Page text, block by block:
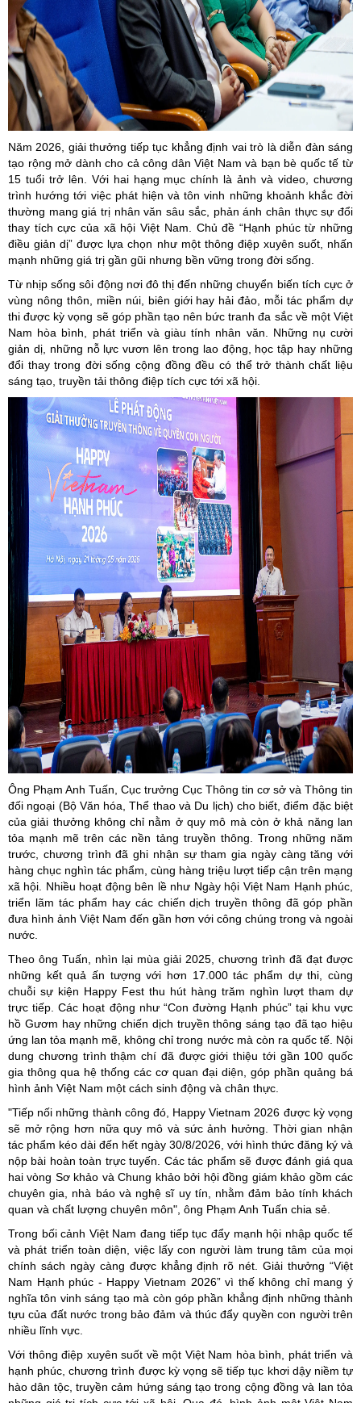
Năm 2026, giải thưởng tiếp tục khẳng định vai trò là diễn đàn sáng
tạo rộng mở dành cho cả công dân Việt Nam và bạn bè quốc tế từ
15 tuổi trở lên. Với hai hạng mục chính là ảnh và video, chương
trình hướng tới việc phát hiện và tôn vinh những khoảnh khắc đời
thường mang giá trị nhân văn sâu sắc, phản ánh chân thực sự đổi
thay tích cực của xã hội Việt Nam. Chủ đề “Hạnh phúc từ những
điều giản dị” được lựa chọn như một thông điệp xuyên suốt, nhấn
mạnh những giá trị gần gũi nhưng bền vững trong đời sống.
Từ nhịp sống sôi động nơi đô thị đến những chuyển biến tích cực ở
vùng nông thôn, miền núi, biên giới hay hải đảo, mỗi tác phẩm dự
thi được kỳ vọng sẽ góp phần tạo nên bức tranh đa sắc về một Việt
Nam hòa bình, phát triển và giàu tính nhân văn. Những nụ cười
giản dị, những nỗ lực vươn lên trong lao động, học tập hay những
đổi thay trong đời sống cộng đồng đều có thể trở thành chất liệu
sáng tạo, truyền tải thông điệp tích cực tới xã hội.
Ông Phạm Anh Tuấn, Cục trưởng Cục Thông tin cơ sở và Thông tin
đối ngoại (Bộ Văn hóa, Thể thao và Du lịch) cho biết, điểm đặc biệt
của giải thưởng không chỉ nằm ở quy mô mà còn ở khả năng lan
tỏa mạnh mẽ trên các nền tảng truyền thông. Trong những năm
trước, chương trình đã ghi nhận sự tham gia ngày càng tăng với
hàng chục nghìn tác phẩm, cùng hàng triệu lượt tiếp cận trên mạng
xã hội. Nhiều hoạt động bên lề như Ngày hội Việt Nam Hạnh phúc,
triển lãm tác phẩm hay các chiến dịch truyền thông đã góp phần
đưa hình ảnh Việt Nam đến gần hơn với công chúng trong và ngoài
nước.
Theo ông Tuấn, nhìn lại mùa giải 2025, chương trình đã đạt được
những kết quả ấn tượng với hơn 17.000 tác phẩm dự thi, cùng
chuỗi sự kiện Happy Fest thu hút hàng trăm nghìn lượt tham dự
trực tiếp. Các hoạt động như “Con đường Hạnh phúc” tại khu vực
hồ Gươm hay những chiến dịch truyền thông sáng tạo đã tạo hiệu
ứng lan tỏa mạnh mẽ, không chỉ trong nước mà còn ra quốc tế. Nội
dung chương trình thậm chí đã được giới thiệu tới gần 100 quốc
gia thông qua hệ thống các cơ quan đại diện, góp phần quảng bá
hình ảnh Việt Nam một cách sinh động và chân thực.
"Tiếp nối những thành công đó, Happy Vietnam 2026 được kỳ vọng
sẽ mở rộng hơn nữa quy mô và sức ảnh hưởng. Thời gian nhận
tác phẩm kéo dài đến hết ngày 30/8/2026, với hình thức đăng ký và
nộp bài hoàn toàn trực tuyến. Các tác phẩm sẽ được đánh giá qua
hai vòng Sơ khảo và Chung khảo bởi hội đồng giám khảo gồm các
chuyên gia, nhà báo và nghệ sĩ uy tín, nhằm đảm bảo tính khách
quan và chất lượng chuyên môn", ông Phạm Anh Tuấn chia sẻ.
Trong bối cảnh Việt Nam đang tiếp tục đẩy mạnh hội nhập quốc tế
và phát triển toàn diện, việc lấy con người làm trung tâm của mọi
chính sách ngày càng được khẳng định rõ nét. Giải thưởng “Việt
Nam Hạnh phúc - Happy Vietnam 2026” vì thế không chỉ mang ý
nghĩa tôn vinh sáng tạo mà còn góp phần khẳng định những thành
tựu của đất nước trong bảo đảm và thúc đẩy quyền con người trên
nhiều lĩnh vực.
Với thông điệp xuyên suốt về một Việt Nam hòa bình, phát triển và
hạnh phúc, chương trình được kỳ vọng sẽ tiếp tục khơi dậy niềm tự
hào dân tộc, truyền cảm hứng sáng tạo trong cộng đồng và lan tỏa